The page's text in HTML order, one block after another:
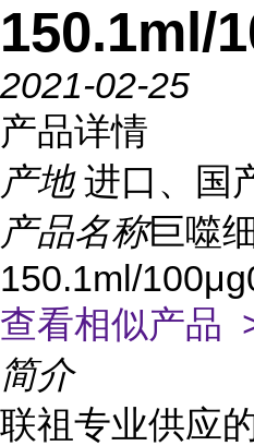
150.1ml/
2021-02-25
产品详情
产地 进口、国
产品名称巨噬
150.1ml/
查看相似产品
简介
联祖专业供应